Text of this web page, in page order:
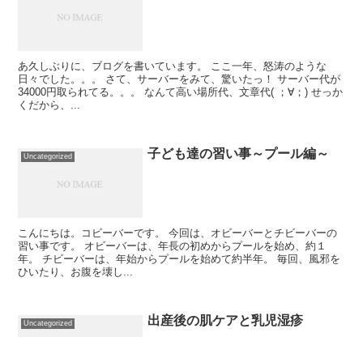
あ久しぶりに、ブログを書いています。 ここ一年、怒涛のような
日々でした。。。 さて、サーバーをみて、驚いたっ！ サーバー代が
34000円取られてる。。。 なんて高い場所代、文章代( ；∀；) せっか
くだから、...
Uncategorized 子ども達の習い事～プール編～
こんにちは。コビーバーです。 今回は、オビーバーとチビーバーの
習い事です。 オビーバーは、年長の初めからプールを始め、約１
年。 チビーバーは、年始からプールを始めて約半年。 毎回、風邪を
ひいたり、お腹を壊し...
Uncategorized 出産後の肌ケアと乳児湿疹